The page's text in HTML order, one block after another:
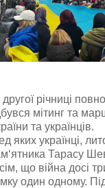
річниці
мітинг та
та українців.
яких українці,
Тарасу
що війна досі
один одному.